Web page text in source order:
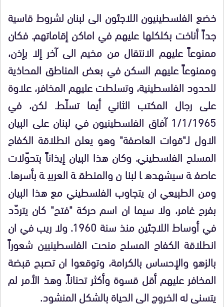
خضع الفلسطينيون اللاجئون الى لبنان لشروط قاسية
جداً أناخت بكلكلها عليهم في اماكن إقاماتهم. فكان
ممنوعاً عليهم الانتقال من مخيم الى آخر إلا بإذن،
وممنوعاً عليهم السكن في بعض المناطق المحاذية
للحدود الفلسطينية، وتسلطت عليهم المخافر، علاوة
على رجال المكتب الثاني أيما تسلّط. لكن، في
1/1/1965 آفاق الفلسطينيون في لبنان على البيان
الاول لـ"قوات العاصفة" وهو يعلن انطلاقة الكفاح
المسلح الفلسطيني. وكان هذا البيان إيذاناً بتحوّلات
عاصفة سيشهدها لبنان والمنطقة العربية بأسرها.
ومن الطبيعي ان يتجاوب الفلسطيني مع هذا البيان
بفرح غامر، ولا سيما ان اسم حركة "فتح" كان يتردّد
في أوساط اللاجئين منذ سنة 1960. ولا ريب في ان
انطلاقة الكفاح المسلح منحت الفلسطينيين شعوراً
بالزهو والإحساس بالكرامة، وتوقعوا ان تصبح قبضة
المخافر عليهم أقل قسوة وأكثر تحناناً. وهذ الأمر لم
يتسنى له الخروج الى الحياة بالشكل المنشود.